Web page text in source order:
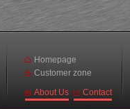
Homepage
Customer zone
About Us Contact